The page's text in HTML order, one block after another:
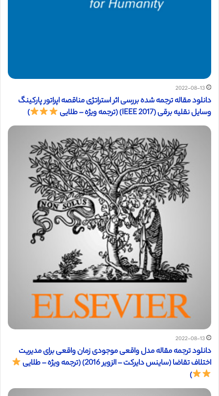
2022-08-13
دانلود مقاله ترجمه شده بررسی اثر استراتژی مناقصه اپراتور پارکینگ
وسایل نقلیه برقی (IEEE 2017) (ترجمه ویژه – طلایی
)
2022-08-13
دانلود ترجمه مقاله مدل واقعی موجودی زمان واقعی برای مدیریت
اختلاف تقاضا (ساینس دایرکت – الزویر 2016) (ترجمه ویژه – طلایی
)